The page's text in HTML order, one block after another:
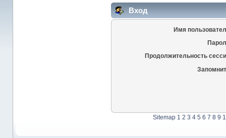
Вход
Имя
Продолжительность
Sitemap 1 2 3 4 5 6 7 8 9